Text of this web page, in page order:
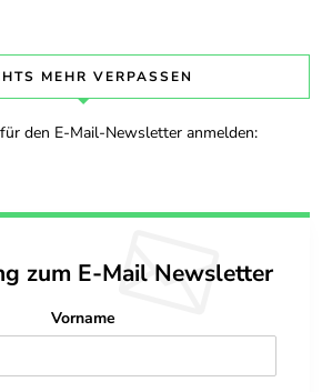
MEHR VERPASSEN
den E-Mail-Newsletter anmelden:
zum E-Mail Newsletter
Vorname